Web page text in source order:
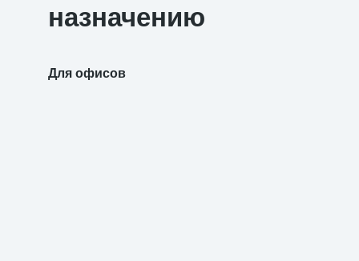
назначению
Для офисов